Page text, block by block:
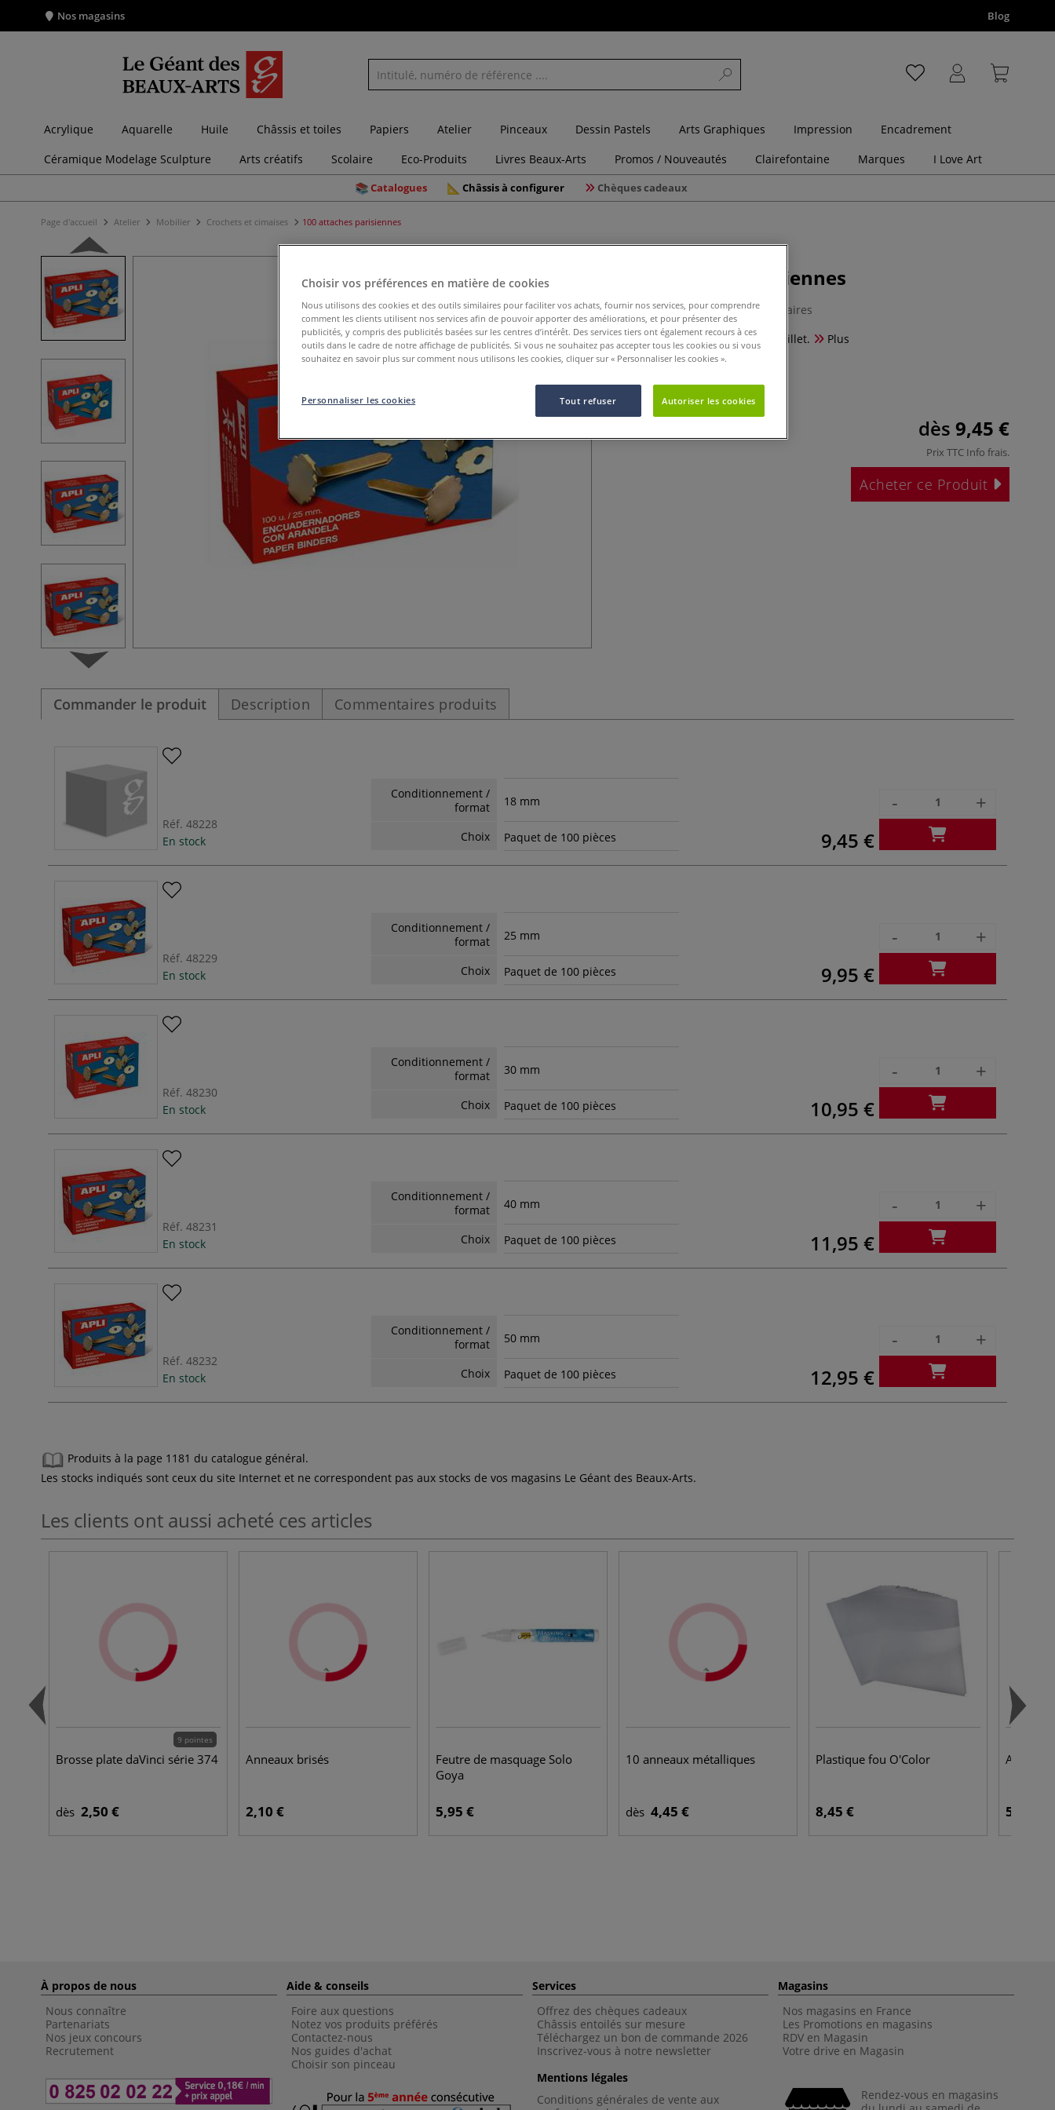
Nos magasins Blog
Acrylique Aquarelle Huile Châssis et toiles Papiers Atelier Pinceaux Dessin Pastels Arts Graphiques Impression
Encadrement
Céramique Modelage Sculpture
Arts créatifs Scolaire Eco-Produits Livres Beaux-Arts Promos / Nouveautés Clairefontaine Marques I Love Art
Catalogues Châssis à configurer Chèques cadeaux
Page d'accueil Atelier Mobilier Crochets et cimaises 100 attaches parisiennes
100 attaches parisiennes
0 Commentaires
100 attaches parisiennes avec oeillet.
Plus
dès 9,45 €
Prix TTC Info frais.
Acheter ce Produit
Commander le produit Description Commentaires produits
Réf. 48228
En stock
Conditionnement /
format
18 mm
Choix Paquet de 100 pièces 9,45 €
- +
Réf. 48229
En stock
Conditionnement /
format
25 mm
Choix Paquet de 100 pièces 9,95 €
- +
Réf. 48230
En stock
Conditionnement /
format
30 mm
Choix Paquet de 100 pièces 10,95 €
- +
Réf. 48231
En stock
Conditionnement /
format
40 mm
Choix Paquet de 100 pièces 11,95 €
- +
Réf. 48232
En stock
Conditionnement /
format
50 mm
Choix Paquet de 100 pièces 12,95 €
- +
Produits à la page 1181 du catalogue général.
Les stocks indiqués sont ceux du site Internet et ne correspondent pas aux stocks de vos magasins Le Géant des Beaux-Arts.
Les clients ont aussi acheté ces articles
9 pointes
Brosse plate daVinci série 374
dès 2,50 €
Anneaux brisés
2,10 €
Feutre de masquage Solo
Goya
5,95 €
10 anneaux métalliques
dès 4,45 €
Plastique fou O'Color
8,45 € 5,45 €
À propos de nous
Nous connaître
Partenariats
Nos jeux concours
Recrutement
Aide & conseils
Foire aux questions
Notez vos produits préférés
Contactez-nous
Nos guides d'achat
Choisir son pinceau
Services
Offrez des chèques cadeaux
Châssis entoilés sur mesure
Téléchargez un bon de commande 2026
Inscrivez-vous à notre newsletter
Mentions légales
Conditions générales de vente aux
Magasins
Nos magasins en France
Les Promotions en magasins
RDV en Magasin
Votre drive en Magasin
Rendez-vous en magasins
Choisir vos préférences en matière de cookies
Nous utilisons des cookies et des outils similaires pour faciliter vos achats, fournir nos services, pour comprendre
comment les clients utilisent nos services afin de pouvoir apporter des améliorations, et pour présenter des
publicités, y compris des publicités basées sur les centres d’intérêt. Des services tiers ont également recours à ces
outils dans le cadre de notre affichage de publicités. Si vous ne souhaitez pas accepter tous les cookies ou si vous
souhaitez en savoir plus sur comment nous utilisons les cookies, cliquer sur « Personnaliser les cookies ».
Tout refuser Autoriser les cookies
Personnaliser les cookies